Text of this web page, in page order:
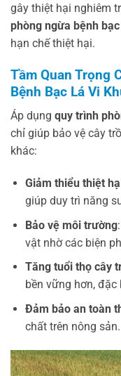
gây thiệt hại nghiêm
phòng ngừa bệnh
hạn chế thiệt hại.
Tầm Quan Trọng
Bệnh Bạc Lá Vi
Áp dụng quy trình
chỉ giúp bảo vệ cây
khác:
Giảm thiểu thiệt
giúp duy trì năng
Bảo vệ môi trường
vật nhờ các biện
Tăng tuổi thọ cây
bền vững hơn,
Đảm bảo an toàn
chất trên nông sản.